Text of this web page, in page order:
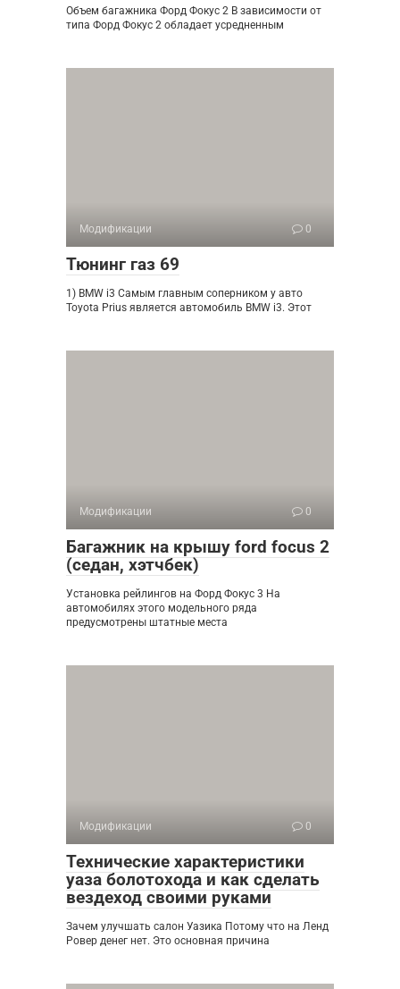
Объем багажника Форд Фокус 2 В зависимости от
типа Форд Фокус 2 обладает усредненным
Модификации 0
Тюнинг газ 69
1) BMW i3 Самым главным соперником у авто
Toyota Prius является автомобиль BMW i3. Этот
Модификации 0
Багажник на крышу ford focus 2
(седан, хэтчбек)
Установка рейлингов на Форд Фокус 3 На
автомобилях этого модельного ряда
предусмотрены штатные места
Модификации 0
Технические характеристики
уаза болотохода и как сделать
вездеход своими руками
Зачем улучшать салон Уазика Потому что на Ленд
Ровер денег нет. Это основная причина